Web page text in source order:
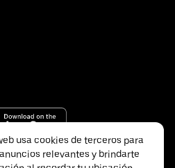
usa cookies de terceros para
relevantes y brindarte